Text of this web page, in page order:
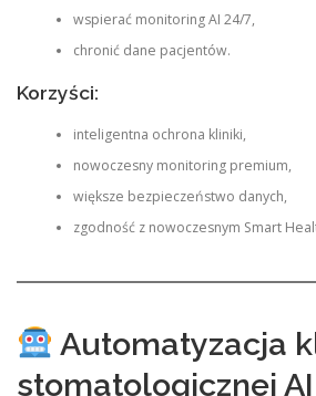
wspierać monitoring AI 24/7,
chronić dane pacjentów.
Korzyści:
inteligentna ochrona kliniki,
nowoczesny monitoring premium,
większe bezpieczeństwo danych,
zgodność z nowoczesnym Smart
Automatyzacja
stomatologicznej AI